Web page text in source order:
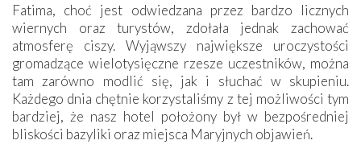
Fatima, choć jest odwiedzana przez bardzo licznych
wiernych oraz turystów, zdołała jednak zachować
atmosferę ciszy. Wyjąwszy największe uroczystości
gromadzące wielotysięczne rzesze uczestników, można
tam zarówno modlić się, jak i słuchać w skupieniu.
Każdego dnia chętnie korzystaliśmy z tej możliwości tym
bardziej, że nasz hotel położony był w bezpośredniej
bliskości bazyliki oraz miejsca Maryjnych objawień.